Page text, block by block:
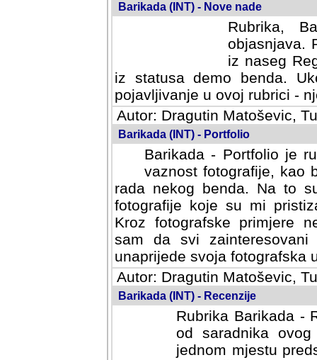
Barikada (INT) - Nove nade
Rubrika,
objasnjava.
iz naseg
iz statusa demo benda.
pojavljivanje u ovoj rubrici -
Autor: Dragutin Matoševic,
Barikada (INT) - Portfolio
Barikada - Portfolio je
vaznost fotografije, kao
rada nekog benda. Na to
fotografije koje su mi
fotografske primjere
svi zainteresovani
svoja fotografska umijeca.
Autor: Dragutin Matoševic,
Barikada (INT) - Recenzije
Rubrika Barikada -
od saradnika
jednom mjestu